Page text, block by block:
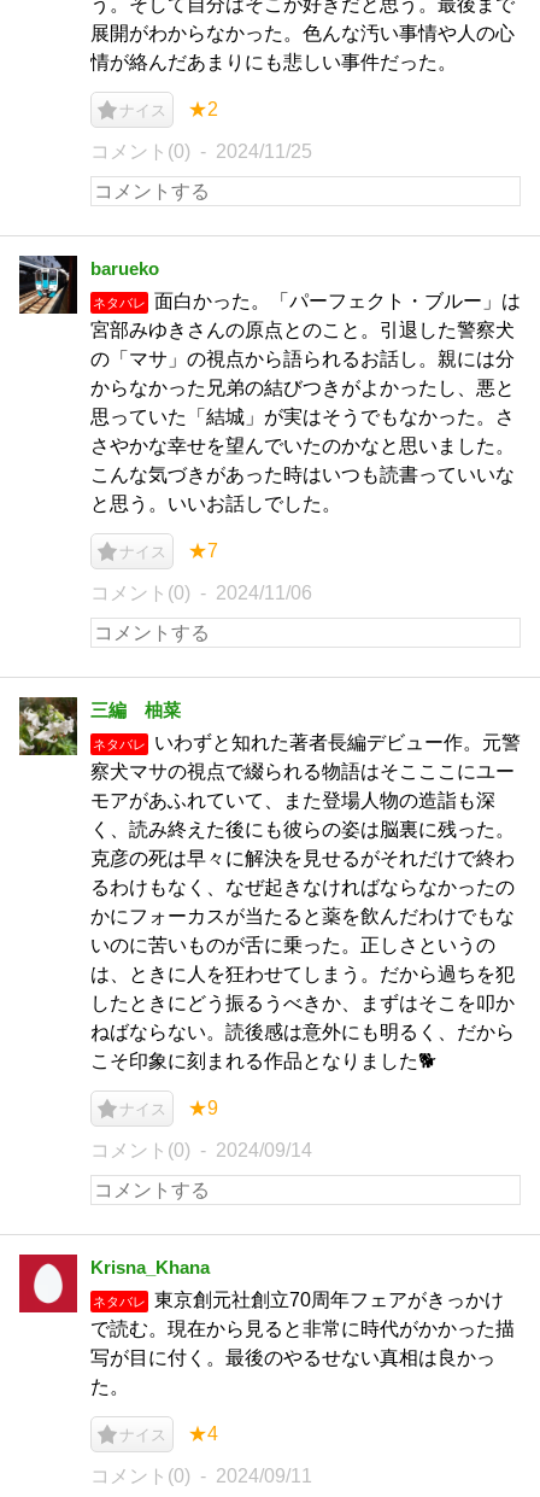
う。そして自分はそこが好きだと思う。最後まで
展開がわからなかった。色んな汚い事情や人の心
情が絡んだあまりにも悲しい事件だった。
ナイス ★2
コメント(0) 2024/11/25
barueko
ネタバレ
面白かった。「パーフェクト・ブルー」は
宮部みゆきさんの原点とのこと。引退した警察犬
の「マサ」の視点から語られるお話し。親には分
からなかった兄弟の結びつきがよかったし、悪と
思っていた「結城」が実はそうでもなかった。さ
さやかな幸せを望んでいたのかなと思いました。
こんな気づきがあった時はいつも読書っていいな
と思う。いいお話しでした。
ナイス ★7
コメント(0) 2024/11/06
三編 柚菜
ネタバレ
いわずと知れた著者長編デビュー作。元警
察犬マサの視点で綴られる物語はそこここにユー
モアがあふれていて、また登場人物の造詣も深
く、読み終えた後にも彼らの姿は脳裏に残った。
克彦の死は早々に解決を見せるがそれだけで終わ
るわけもなく、なぜ起きなければならなかったの
かにフォーカスが当たると薬を飲んだわけでもな
いのに苦いものが舌に乗った。正しさというの
は、ときに人を狂わせてしまう。だから過ちを犯
したときにどう振るうべきか、まずはそこを叩か
ねばならない。読後感は意外にも明るく、だから
こそ印象に刻まれる作品となりました🐕
ナイス ★9
コメント(0) 2024/09/14
Krisna_Khana
ネタバレ
東京創元社創立70周年フェアがきっかけ
で読む。現在から見ると非常に時代がかかった描
写が目に付く。最後のやるせない真相は良かっ
た。
ナイス ★4
コメント(0) 2024/09/11